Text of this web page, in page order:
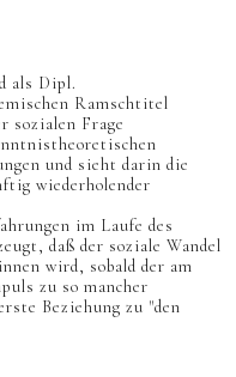
als Dipl.
Ramschtitel
sozialen Frage
und sieht darin die
wiederholender
im Laufe des
daß der soziale Wandel
wird, sobald der am
zu so mancher
Beziehung zu "den